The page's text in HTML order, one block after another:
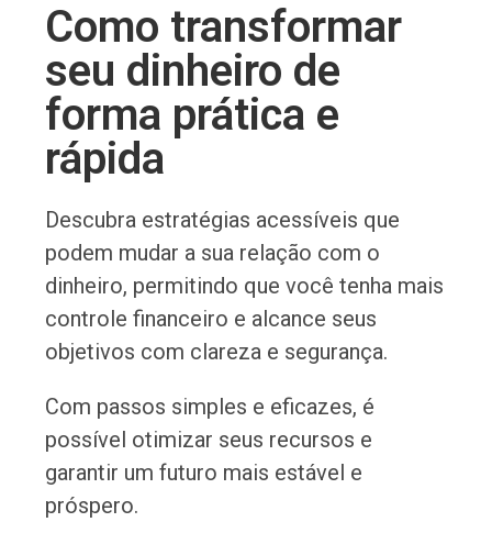
Como transformar
seu dinheiro de
forma prática e
rápida
Descubra estratégias acessíveis que
podem mudar a sua relação com o
dinheiro, permitindo que você tenha mais
controle financeiro e alcance seus
objetivos com clareza e segurança.
Com passos simples e eficazes, é
possível otimizar seus recursos e
garantir um futuro mais estável e
próspero.